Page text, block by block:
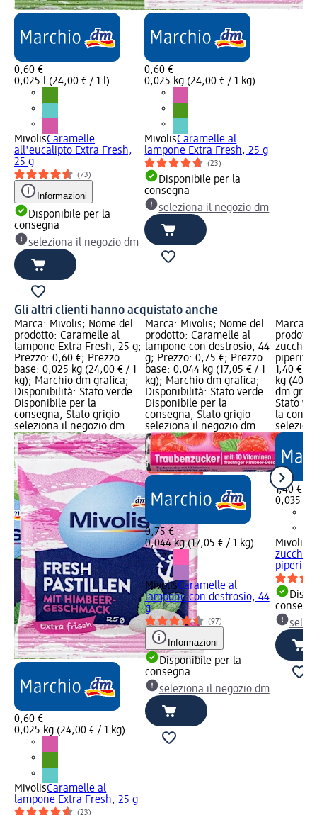
0,60 €
0,025 l (24,00 € / 1 l)
MivolisCaramelle
all'eucalipto Extra Fresh,
25 g
(73)
Informazioni
Disponibile per la
consegna
seleziona il negozio dm
0,60 €
0,025 kg (24,00 € / 1 kg)
MivolisCaramelle al
lampone Extra Fresh, 25 g
(23)
Disponibile per la
consegna
seleziona il negozio dm
Gli altri clienti hanno acquistato anche
Marca: Mivolis; Nome del
prodotto: Caramelle al
lampone Extra Fresh, 25 g;
Prezzo: 0,60 €; Prezzo
base: 0,025 kg (24,00 € / 1
kg); Marchio dm grafica;
Disponibilità: Stato verde
Disponibile per la
consegna, Stato grigio
seleziona il negozio dm
0,60 €
0,025 kg (24,00 € / 1 kg)
MivolisCaramelle al
lampone Extra Fresh, 25 g
(23)
Marca: Mivolis; Nome del
prodotto: Caramelle al
lampone con destrosio, 44
g; Prezzo: 0,75 €; Prezzo
base: 0,044 kg (17,05 € / 1
kg); Marchio dm grafica;
Disponibilità: Stato verde
Disponibile per la
consegna, Stato grigio
seleziona il negozio dm
0,75 €
0,044 kg (17,05 € / 1 kg)
MivolisCaramelle al
lampone con destrosio, 44
g
(97)
Informazioni
Disponibile per la
consegna
seleziona il negozio dm
Marca:
piperita,
1,40 €;
kg
dm
Stato
la
1,40 €
0,035 kg
Mivolis
piperita,